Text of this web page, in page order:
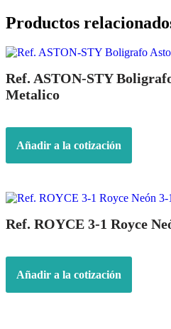
cantidad
Productos
Ref. ASTON-STY
Metalico
Añadir a la cotización
Ref. ROYCE 3-1 Royce
Añadir a la cotización